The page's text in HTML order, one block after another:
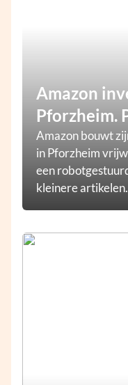
Amazon
Pforzheim.
Amazon bouwt
in Pforzheim
een
kleinere